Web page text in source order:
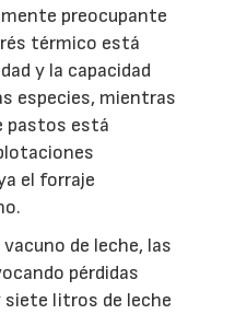
preocupante
térmico está
y la capacidad
especies, mientras
pastos está
el forraje
de leche, las
pérdidas
siete litros de leche